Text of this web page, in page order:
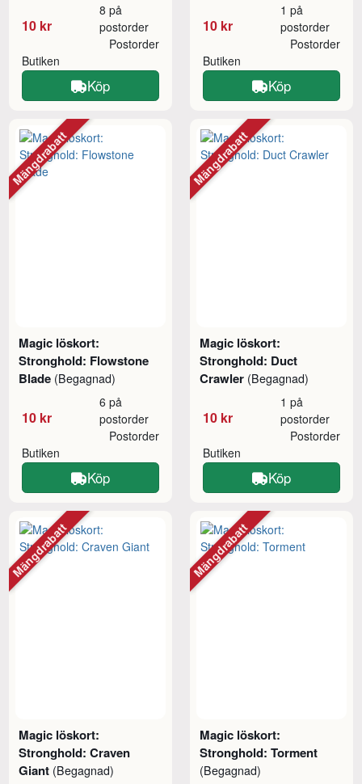
10 kr
8 på
postorder
Butiken
Postorder
Köp
10 kr
1 på
postorder
Butiken
Postorder
Köp
Magic löskort:
Stronghold: Flowstone
Blade (Begagnad)
10 kr
6 på
postorder
Butiken
Postorder
Köp
Mängdrabatt
Magic löskort:
Stronghold: Duct
Crawler (Begagnad)
10 kr
1 på
postorder
Butiken
Postorder
Köp
Mängdrabatt
Magic löskort:
Stronghold: Craven
Giant (Begagnad)
Mängdrabatt
Magic löskort:
Stronghold: Torment
(Begagnad)
Mängdrabatt